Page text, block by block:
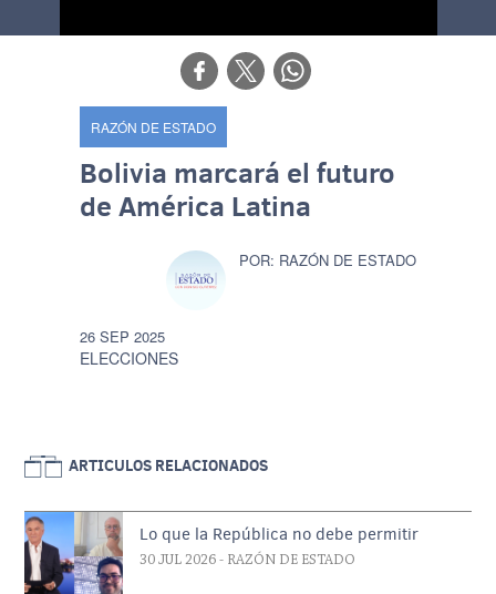
RAZÓN DE ESTADO
Bolivia marcará el futuro
de América Latina
ELECCIONES
RAZÓN DE ESTADO
26 SEP 2025
ARTICULOS RELACIONADOS
Lo que la República no debe permitir
30 JUL 2026 - RAZÓN DE ESTADO